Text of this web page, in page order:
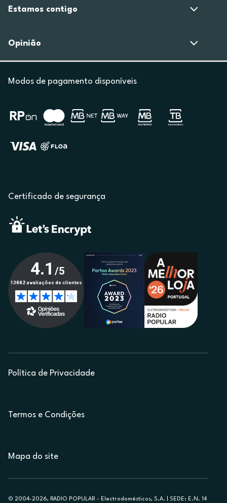
Estamos contigo
Opinião
Modos de pagamento disponíveis
Certificado de segurança
Política de Privacidade
Termos e Condições
Mapa do site
© 2004-2026, RADIO POPULAR - Electrodomésticos, S.A. | SEDE: E.N. 14